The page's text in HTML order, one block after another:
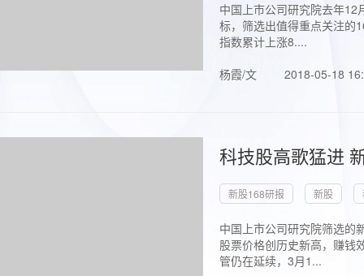
中国上市公司研究院去年
标，筛选出值得重点关注的
指数累计上涨8....
杨霞/文
2018-05-18
科技股高歌猛进
新股168研报 新股
中国上市公司研究院筛选的
股票价格创历史新高，赚钱
管仍在延续，3月1...